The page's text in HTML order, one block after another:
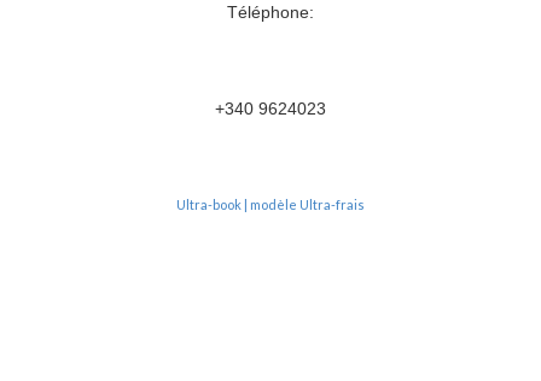
Téléphone:
+340 9624023
Ultra-book | modèle Ultra-frais